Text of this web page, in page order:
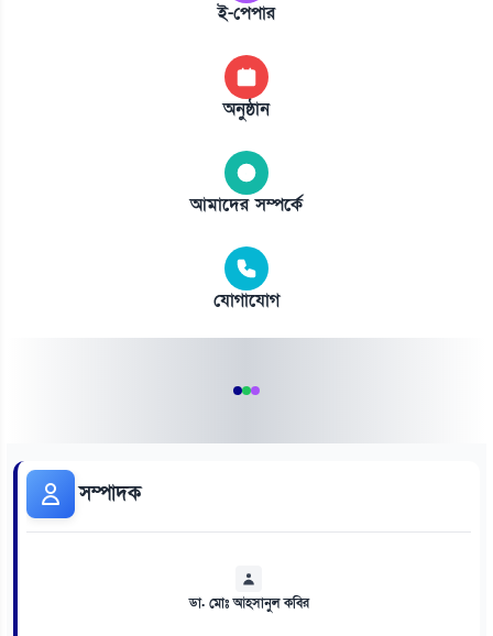
ই-পেপার
অনুষ্ঠান
আমাদের সম্পর্কে
যোগাযোগ
সম্পাদক
ডা. মোঃ আহসানুল কবির